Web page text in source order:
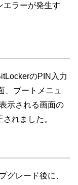
エラーが発生す
のPIN入力
、ブートメニュ
示される画面の
れました。
グレード後に、